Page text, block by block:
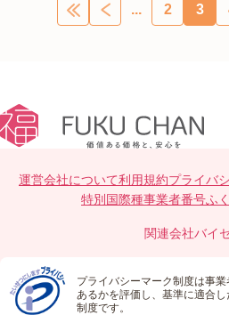
... 2 3
運営会社について利用規約プライバ
特別国際種事業者番号ふ
関連会社バイ
プライバシーマーク制度は事
あるかを評価し、基準に適合
制度です。